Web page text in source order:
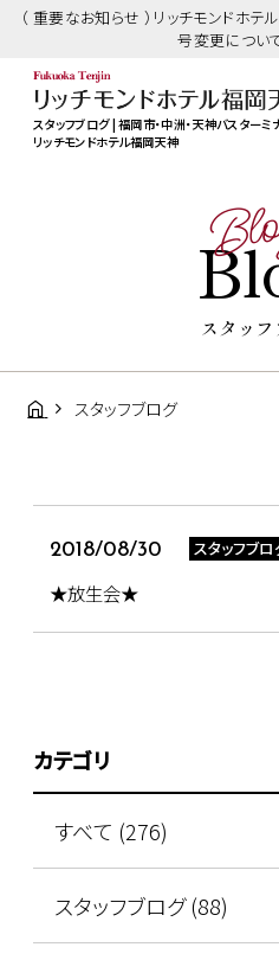
（ 重要なお知らせ ）リッチモンドホ
号変更につ
スタッフブログ | 福岡市・中洲・天神バスターミ
リッチモンドホテル福岡天神
スタッ
スタッフブログ
2018/08/30 スタッフブロ
★放生会★
カテゴリ
すべて (276)
スタッフブログ (88)